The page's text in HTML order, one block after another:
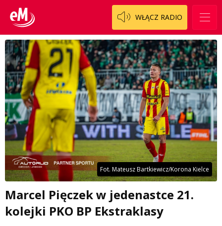
WŁĄCZ RADIO
Fot. Mateusz Bartkiewicz/Korona Kielce
Marcel Pięczek w jedenastce 21.
kolejki PKO BP Ekstraklasy